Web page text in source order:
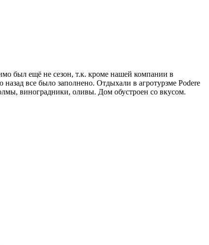
был ещё не сезон, т.к. кроме нашей компании в
все было заполнено. Отдыхали в агротурзме Podere
виноградники, оливы. Дом обустроен со вкусом.